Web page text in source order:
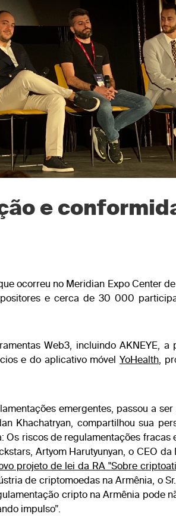
e
ocorreu no Meridian Expo Center
e cerca de 30 000
Web3, incluindo AKNEYE, a
e do aplicativo móvel
YoHealth,
emergentes, passou a
Khachatryan, compartilhou sua
riscos de regulamentações fracas
Artyom Harutyunyan, o CEO da
projeto de lei da RA "Sobre
de criptomoedas na Armênia, o
cripto na Armênia pode
impulso”.